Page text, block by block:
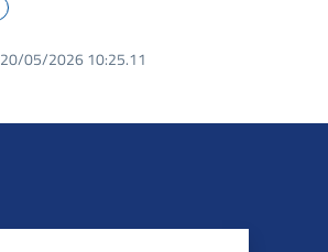
20/05/2026 10:25.11